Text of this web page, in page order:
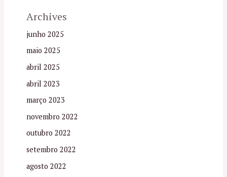
Archives
junho 2025
maio 2025
abril 2025
abril 2023
março 2023
novembro 2022
outubro 2022
setembro 2022
agosto 2022